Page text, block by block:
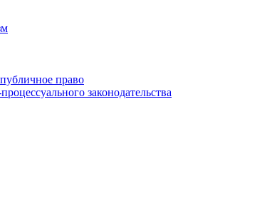
право
законодательства